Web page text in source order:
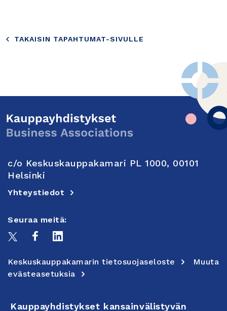
TAKAISIN TAPAHTUMAT-SIVULLE
c/o Keskuskauppakamari PL 1000, 00101
Helsinki
Yhteystiedot
Seuraa meitä:
Keskuskauppakamarin tietosuojaseloste
Muuta
evästeasetuksia
Kauppayhdistykset kansainvälistyvän